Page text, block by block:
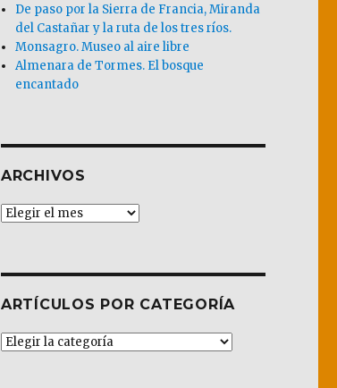
De paso por la Sierra de Francia, Miranda
del Castañar y la ruta de los tres ríos.
Monsagro. Museo al aire libre
Almenara de Tormes. El bosque
encantado
ARCHIVOS
Archivos
ARTÍCULOS POR CATEGORÍA
Artículos